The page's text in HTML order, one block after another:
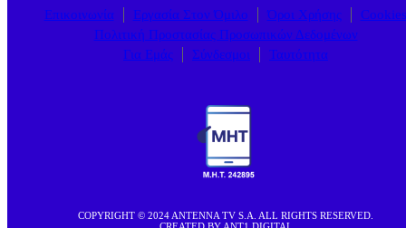
Επικοινωνία Εργασία Στον Όμιλο Όροι Χρήσης
Cookies
Πολιτική Προστασίας Προσωπικών Δεδομένων
Για Εμάς
Σύνδεσμοι Ταυτότητα
COPYRIGHT © 2024 ANTENNA TV S.A. ALL RIGHTS RESERVED.